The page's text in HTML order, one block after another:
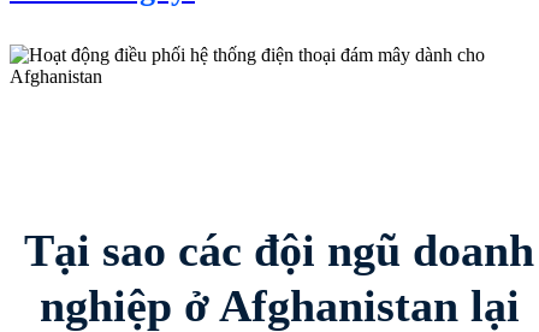
Tại sao các đội ngũ doanh
nghiệp ở Afghanistan lại